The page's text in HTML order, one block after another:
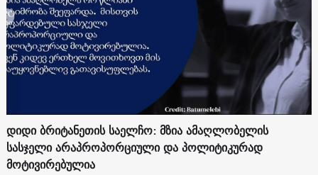
დიდი ბრიტანეთის საელჩო: მზია ამაღლობელის
სასჯელი არაპროპორციული და პოლიტიკურად
მოტივირებულია